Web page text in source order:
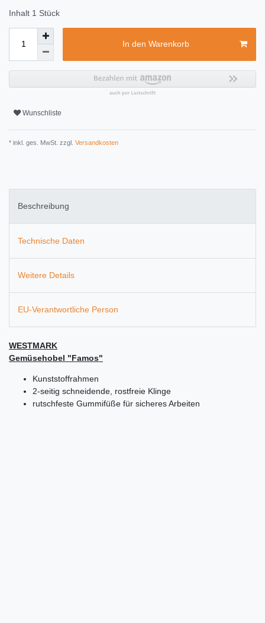
Inhalt 1 Stück
In den Warenkorb
Wunschliste
* inkl. ges. MwSt. zzgl. Versandkosten
Beschreibung
Technische Daten
Weitere Details
EU-Verantwortliche Person
WESTMARK
Gemüsehobel "Famos"
Kunststoffrahmen
2-seitig schneidende, rostfreie Klinge
rutschfeste Gummifüße für sicheres Arbeiten